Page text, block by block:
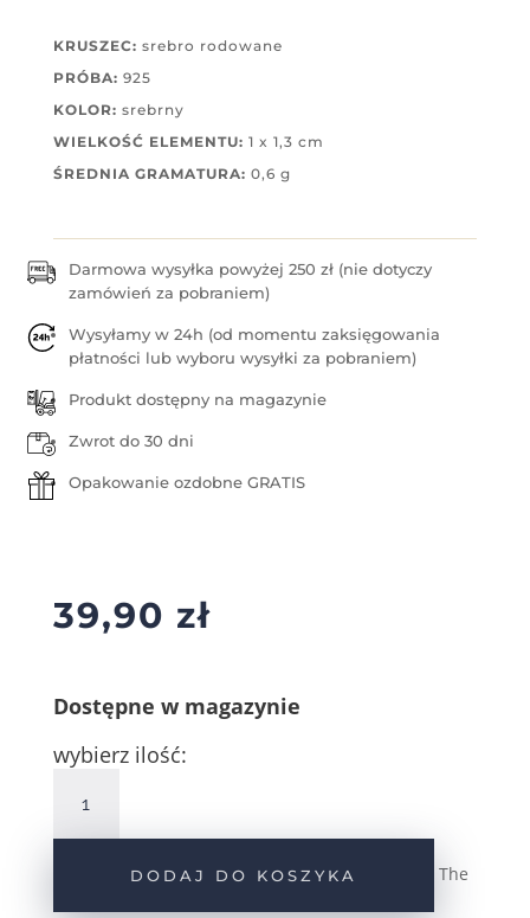
KRUSZEC: srebro rodowane
PRÓBA: 925
KOLOR: srebrny
WIELKOŚĆ ELEMENTU: 1 x 1,3 cm
ŚREDNIA GRAMATURA: 0,6 g
Darmowa wysyłka powyżej 250 zł (nie dotyczy
zamówień za pobraniem)
Wysyłamy w 24h (od momentu zaksięgowania
płatności lub wyboru wysyłki za pobraniem)
Produkt dostępny na magazynie
Zwrot do 30 dni
Opakowanie ozdobne GRATIS
39,90 zł
Dostępne w magazynie
wybierz ilość:
Srebrna
zawieszka
DODAJ DO KOSZYKA The